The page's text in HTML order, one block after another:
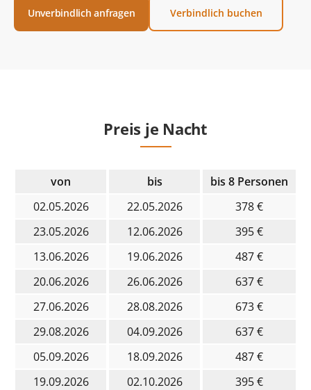
Unverbindlich anfragen Verbindlich buchen
Preis je Nacht
von bis
bis 8 Personen
02.05.2026
22.05.2026
378 €
23.05.2026
12.06.2026
395 €
13.06.2026
19.06.2026
487 €
20.06.2026
26.06.2026
637 €
27.06.2026
28.08.2026
673 €
29.08.2026
04.09.2026
637 €
05.09.2026
18.09.2026
487 €
19.09.2026
02.10.2026
395 €